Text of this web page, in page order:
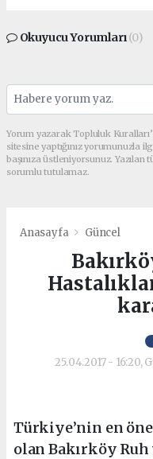
Okuyucu Yorumları(0)
Yorum yazarak Topluluk
sitesine yaptığınız yorumunuzla
başınıza üstleniyorsunuz.
sorumlu tutulamaz.
Anasayfa Güncel
25.04.2017 - 16:20,
Türkiye’nin en
olan Bakırköy